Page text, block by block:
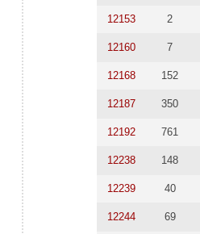
12153 2
12160 7
12168 152
12187 350
12192 761
12238 148
12239 40
12244 69